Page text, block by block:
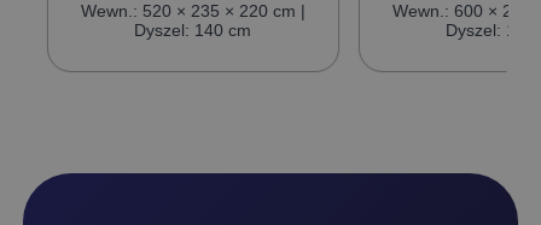
Wewn.: 520 × 235 × 220 cm |
Dyszel: 140 cm
Wewn.: 600 × 235
Dyszel: 140